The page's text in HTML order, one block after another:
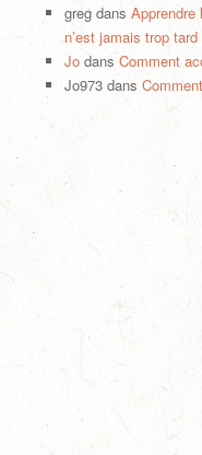
greg dans
n’est jamais trop tard
Jo dansComment
Jo973 dans